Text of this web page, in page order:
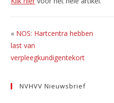
« NOS: Hartcentra hebben
last van
verpleegkundigentekort
NVHVV Nieuwsbrief